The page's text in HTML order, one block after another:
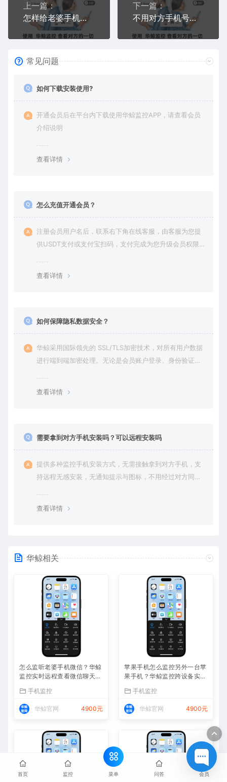
上一篇：
怎样给老婆手机里装监控不被发现？偷偷给老婆手机上装监控软件的完整教程
下一篇：
不用对方手机号可以远程监控吗？可以！同WiFi或链接就能装
常见问题
如何下载安装使用?
开通会员后在平台内下载使用华鲸监控APP，请查看会员
介绍说明
查看详情
怎么充值开通会员？
注册会员用户名后，联系右下角在线客服，由客服为您提
供USDT支付或支付宝扫码，支付完成为您升级会员权限后
查看详情
如何保障隐私数据安全？
华鲸采用国际领先的 SSL/TLS加密技术，对所有用户数据
进行端到端加密处理。无论是会员账户登录、身份验证还
查看详情
需要拿到对方手机安装吗？可以远程安装吗
提供多种监控手机安装方式，无需接触拿到对方手机，支
持远程无感安装，无通知提示与图标，不用经过对方同意
查看详情
华鲸相关
怎么监听老婆手机微信？华鲸
监控实时远程查看微信聊天记
手机监控
华鲸官网 4900元
苹果手机怎么监控另外一台苹
果手机？华鲸监控跨设备实时
手机监控
华鲸官网 4900元
首页 监控 菜单 问答 会员